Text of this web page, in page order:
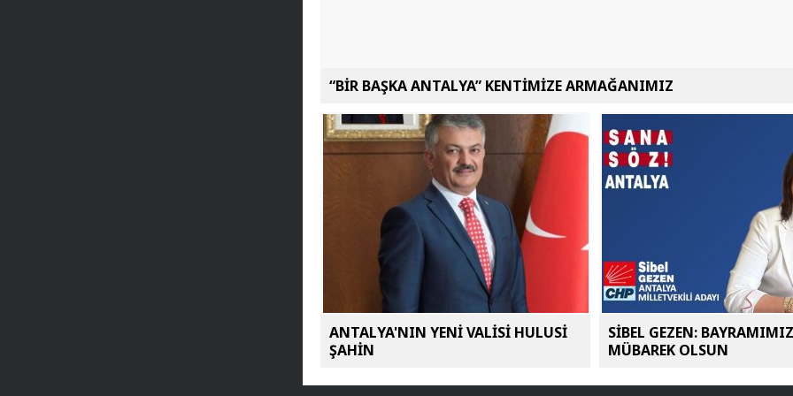
“BİR BAŞKA ANTALYA” KENTİMİZE ARMAĞANIMIZ
ANTALYA'NIN YENİ VALİSİ HULUSİ
ŞAHİN
SİBEL GEZEN: BAYRAMIMIZ
MÜBAREK OLSUN